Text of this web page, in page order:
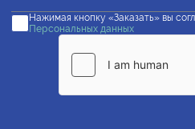
Нажимая кнопку «Заказать» вы
Персональных данных